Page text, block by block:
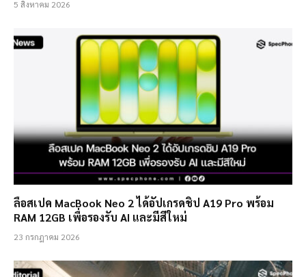
5 สิงหาคม 2026
ลือสเปค MacBook Neo 2 ได้อัปเกรดชิป A19 Pro พร้อม
RAM 12GB เพื่อรองรับ AI และมีสีใหม่
23 กรกฎาคม 2026